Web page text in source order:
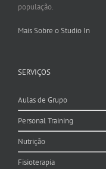
população.
Mais Sobre o Studio In
SERVIÇOS
Aulas de Grupo
Personal Training
Nutrição
Fisioterapia